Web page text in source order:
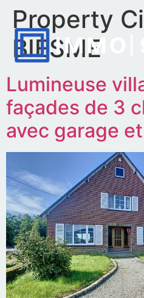
Property
BIESME
Lumineuse
façades de 3
avec garage